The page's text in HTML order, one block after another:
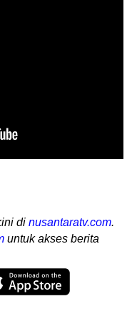
di nusantaratv.com.
untuk akses berita